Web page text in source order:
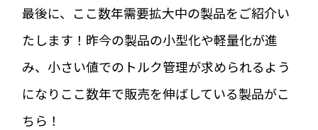
最後に、ここ数年需要拡大中の製品をご紹介い
たします！昨今の製品の小型化や軽量化が進
み、小さい値でのトルク管理が求められるよう
になりここ数年で販売を伸ばしている製品がこ
ちら！